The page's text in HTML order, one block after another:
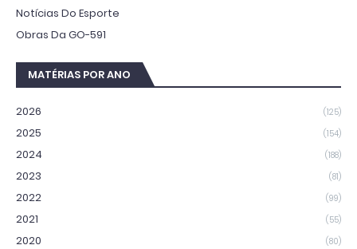
Notícias Do Esporte
Obras Da GO-591
MATÉRIAS POR ANO
2026 (125)
2025 (154)
2024 (188)
2023 (81)
2022 (99)
2021 (55)
2020 (80)